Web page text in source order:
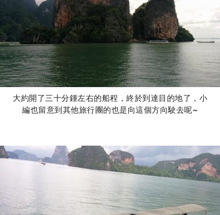
大約開了三十分鍾左右的船程，終於到達目的地了，小
編也留意到其他旅行團的也是向這個方向駛去呢~